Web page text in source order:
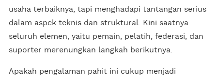
usaha terbaiknya, tapi menghadapi tantangan serius
dalam aspek teknis dan struktural. Kini saatnya
seluruh elemen, yaitu pemain, pelatih, federasi, dan
suporter merenungkan langkah berikutnya.
Apakah pengalaman pahit ini cukup menjadi